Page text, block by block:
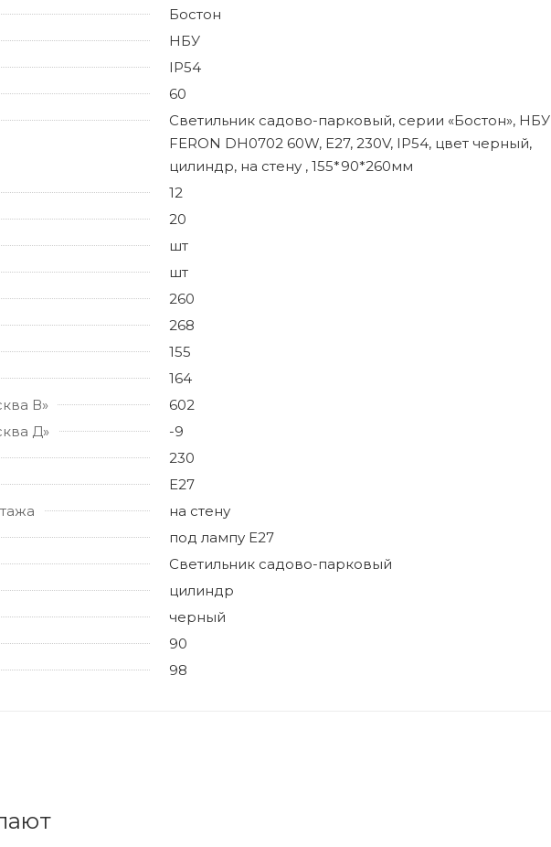
Бостон
НБУ
IP54
60
Светильник садово-парковый, серии «Бостон», НБУ
FERON DH0702 60W, E27, 230V, IP54, цвет черный,
цилиндр, на стену , 155*90*260мм
12
20
шт
шт
260
268
155
164
В»
602
Д»
-9
230
E27
на стену
под лампу Е27
Светильник садово-парковый
цилиндр
черный
90
98